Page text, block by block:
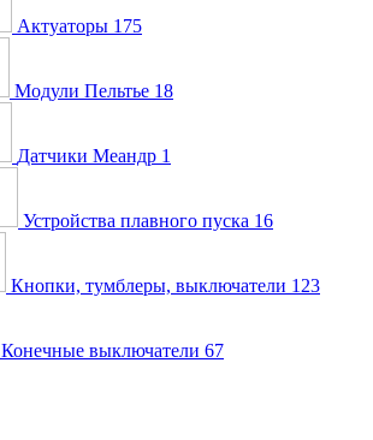
Актуаторы 175
Модули Пельтье 18
Датчики Меандр 1
Устройства плавного пуска 16
Кнопки, тумблеры, выключатели 123
Конечные выключатели 67